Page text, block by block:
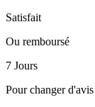
Satisfait
Ou remboursé
7 Jours
Pour changer d'avis